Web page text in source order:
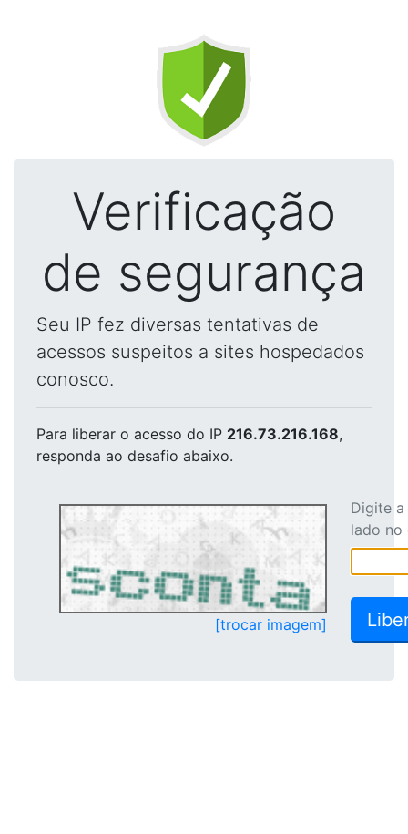
Verificação
de segurança
Seu IP fez diversas tentativas de
acessos suspeitos a sites hospedados
conosco.
Para liberar o acesso do IP 216.73.216.168,
responda ao desafio abaixo.
[trocar imagem]
Digite
lado no